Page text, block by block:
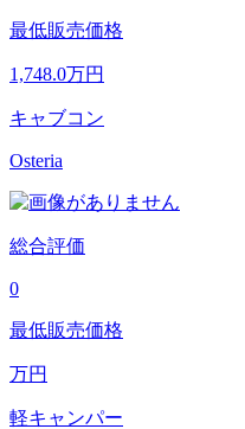
最低販売価格
1,748.0万円
キャブコン
Osteria
総合評価
0
最低販売価格
万円
軽キャンパー